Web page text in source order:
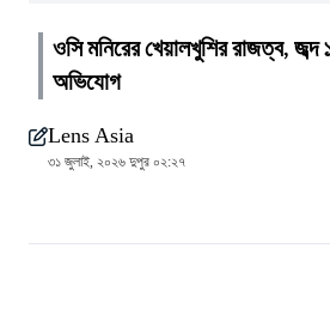
ওসি মনিরের খেয়ালখুশির রাজত্ব,
অভিযোগ
Lens Asia
৩১ জুলাই, ২০২৬ দুপুর ০২:২৭